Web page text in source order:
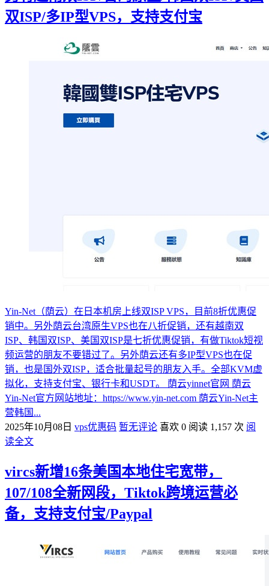
双ISP/多IP型VPS，支持支付宝
Yin-Net（荫云）在日本机房上线双ISP VPS，目前8折优惠促
销中。另外荫云台湾原生VPS也在八折促销，还有越南双
ISP、韩国双ISP、美国双ISP是七折优惠促销，有做Tiktok短视
频运营的朋友不要错过了。另外荫云还有多IP型VPS也在促
销，也是国外双ISP，适合批量起号的朋友入手。全部KVM虚
拟化，支持支付宝、银行卡和USDT。 荫云yinnet官网 荫云
Yin-Net官方网站地址：https://www.yin-net.com 荫云Yin-Net主
营韩国...
2025年10月08日 vps优惠码 暂无评论 喜欢 0 阅读 1,157 次 阅
读全文
vircs新增16条美国本地住宅宽带，
107/108全新网段，Tiktok跨境运营必
备，支持支付宝/Paypal